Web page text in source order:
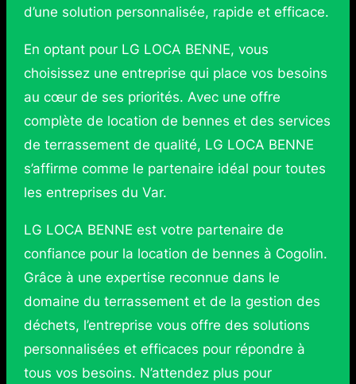
d’une solution personnalisée, rapide et efficace.
En optant pour LG LOCA BENNE, vous
choisissez une entreprise qui place vos besoins
au cœur de ses priorités. Avec une offre
complète de location de bennes et des services
de terrassement de qualité, LG LOCA BENNE
s’affirme comme le partenaire idéal pour toutes
les entreprises du Var.
LG LOCA BENNE est votre partenaire de
confiance pour la location de bennes à Cogolin.
Grâce à une expertise reconnue dans le
domaine du terrassement et de la gestion des
déchets, l’entreprise vous offre des solutions
personnalisées et efficaces pour répondre à
tous vos besoins. N’attendez plus pour